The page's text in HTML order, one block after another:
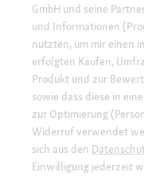
GmbH und seine
und Informationen
nutzten, um mir einen
erfolgten Käufen,
Produkt und zur
sowie dass diese in
zur Optimierung
Widerruf verwendet
sich aus den
Einwilligung jederzeit